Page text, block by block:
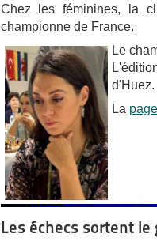
Chez les féminines, la
championne de France.
Le
d'Huez.
La page
Les échecs sortent le